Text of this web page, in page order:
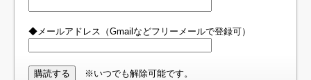
◆メールアドレス（Gmailなどフリーメールで登録可）
※いつでも解除可能です。